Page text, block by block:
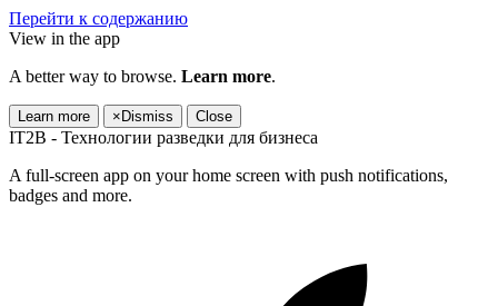
Перейти к содержанию
View in the app
A better way to browse. Learn more.
Learn more × Dismiss Close
IT2B - Технологии разведки для бизнеса
A full-screen app on your home screen with push notifications,
badges and more.